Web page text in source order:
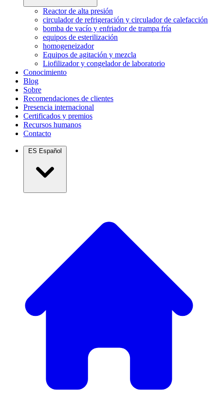
Reactor de alta presión
circulador de refrigeración y circulador de calefacción
bomba de vacío y enfriador de trampa fría
equipos de esterilización
homogeneizador
Equipos de agitación y mezcla
Liofilizador y congelador de laboratorio
Conocimiento
Blog
Sobre
Recomendaciones de clientes
Presencia internacional
Certificados y premios
Recursos humanos
Contacto
ES Español